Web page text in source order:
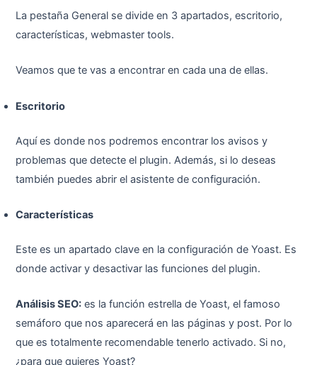
La pestaña General se divide en 3 apartados, escritorio,
características, webmaster tools.
Veamos que te vas a encontrar en cada una de ellas.
Escritorio
Aquí es donde nos podremos encontrar los avisos y
problemas que detecte el plugin. Además, si lo deseas
también puedes abrir el asistente de configuración.
Características
Este es un apartado clave en la configuración de Yoast. Es
donde activar y desactivar las funciones del plugin.
Análisis SEO: es la función estrella de Yoast, el famoso
semáforo que nos aparecerá en las páginas y post. Por lo
que es totalmente recomendable tenerlo activado. Si no,
¿para que quieres Yoast?